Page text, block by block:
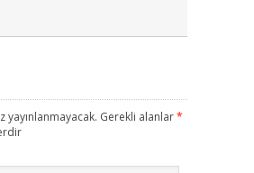
yayınlanmayacak. Gerekli alanlar*